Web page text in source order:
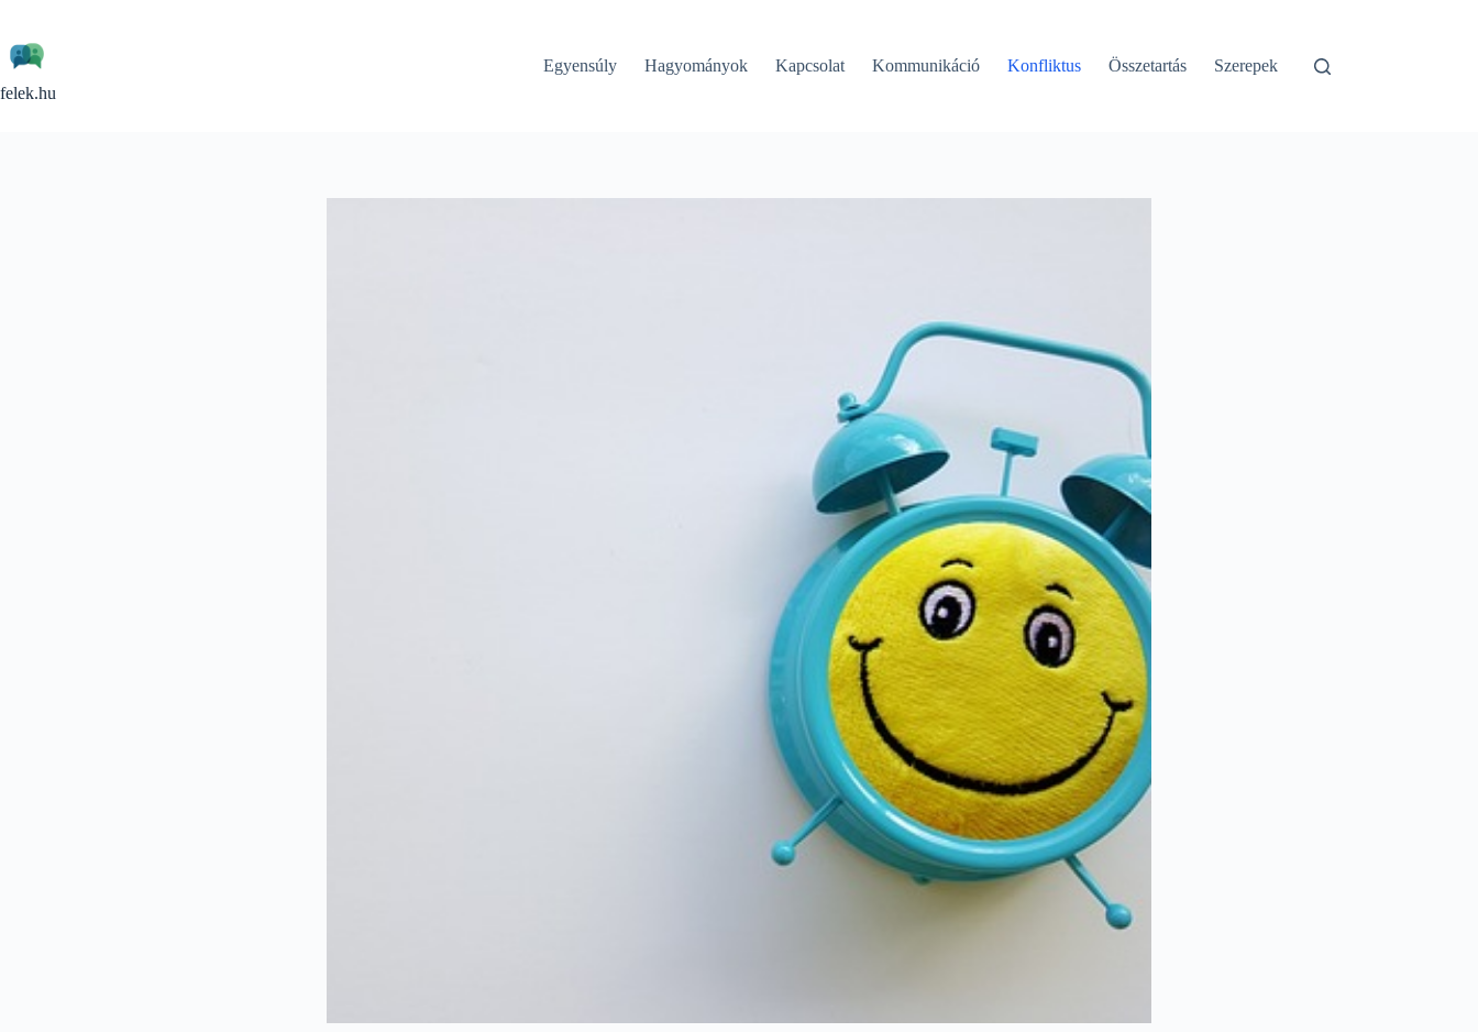
content
felek.hu
Egyensúly Hagyományok Kapcsolat Kommunikáció Konfliktus Összetartás Szerepek